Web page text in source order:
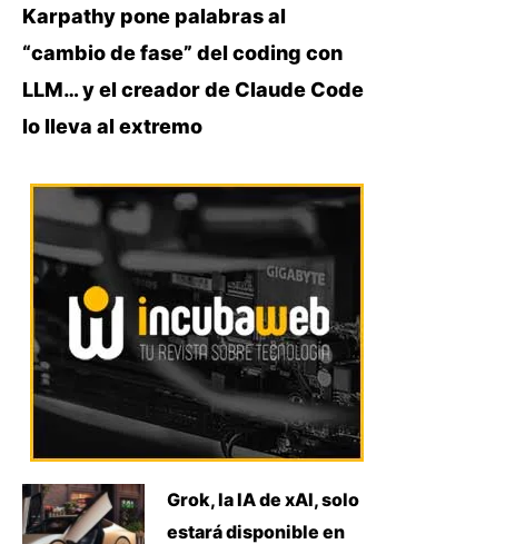
Karpathy pone palabras al
“cambio de fase” del coding con
LLM… y el creador de Claude Code
lo lleva al extremo
Grok, la IA de xAI, solo
estará disponible en